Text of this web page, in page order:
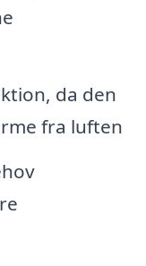
da den
fra luften